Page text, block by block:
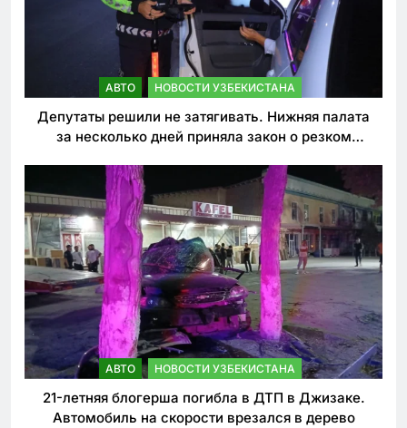
АВТО НОВОСТИ УЗБЕКИСТАНА
Депутаты решили не затягивать. Нижняя палата
за несколько дней приняла закон о резком
АВТО НОВОСТИ УЗБЕКИСТАНА
21-летняя блогерша погибла в ДТП в Джизаке.
Автомобиль на скорости врезался в дерево